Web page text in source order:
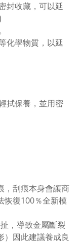
封收藏，可以延
化學物質，以延
拭保養，並用密
，刮痕本身會讓商
恢復100％全新模
，導致金屬斷裂
）因此建議養成良